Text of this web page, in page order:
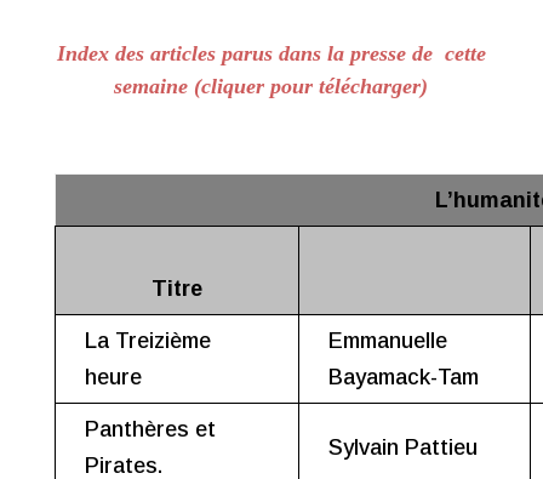
Index des articles parus dans la presse de cette
semaine (cliquer pour télécharger)
Titre
La Treizième
heure
Emmanuelle
Bayamack-Tam
Panthères et
Pirates.
Sylvain Pattieu